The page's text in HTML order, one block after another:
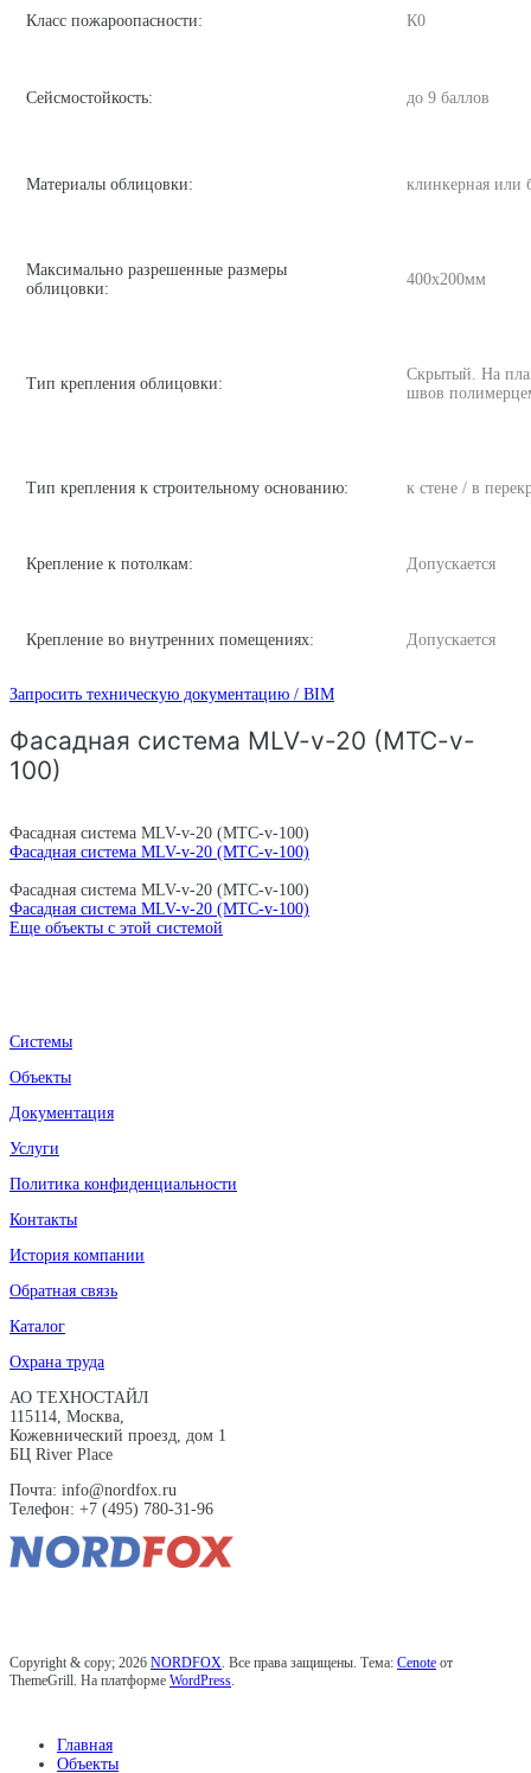
Класс пожароопасности: К0
Сейсмостойкость: до 9 баллов
Материалы облицовки: клинкерная или
Максимально разрешенные размеры
облицовки:
400х200мм
Тип крепления облицовки:
Скрытый. На
швов
Тип крепления к строительному основанию: к стене / в
Крепление к потолкам: Допускается
Крепление во внутренних помещениях: Допускается
Запросить техническую документацию / BIM
Фасадная система MLV-v-20 (MTC-v-
100)
Фасадная система MLV-v-20 (MTC-v-100)
Фасадная система MLV-v-20 (MTC-v-100)
Фасадная система MLV-v-20 (MTC-v-100)
Фасадная система MLV-v-20 (MTC-v-100)
Еще объекты с этой системой
Системы
Объекты
Документация
Услуги
Политика конфиденциальности
Контакты
История компании
Обратная связь
Каталог
Охрана труда
АО ТЕХНОСТАЙЛ
115114, Москва,
Кожевнический проезд, дом 1
БЦ River Place
Почта: info@nordfox.ru
Телефон: +7 (495) 780-31-96
Copyright & copy; 2026 NORDFOX. Все права защищены. Тема: Cenote от
ThemeGrill. На платформе WordPress.
Главная
Объекты